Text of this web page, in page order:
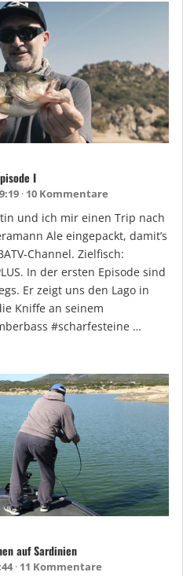
I
10 Kommentare
und ich mir einen Trip nach
Ale eingepackt, damit’s
Channel. Zielfisch:
In der ersten Episode sind
Er zeigt uns den Lago in
Kniffe an seinem
#scharfesteine …
auf Sardinien
11 Kommentare